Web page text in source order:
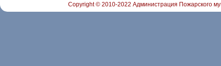
Copyright © 2010-2022 Администрация Пожарского